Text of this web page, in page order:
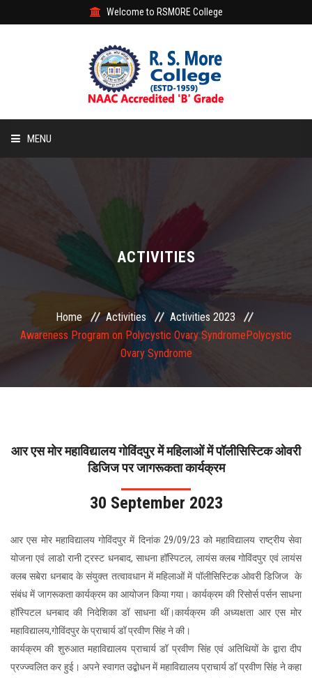
Welcome to RSMORE College
MENU
ACADEMIC
STUDENT
COMMITTEE
ACTIVITIES
CONTACT
ACTIVITIES
Home Activities
Activities 2023
Awareness Program on Polycystic Ovary SyndromePolycystic
Ovary Syndrome
आर एस मोर महाविद्यालय गोविंदपुर में महिलाओं में पॉलीसिस्टिक ओवरी
डिजिज पर जागरूकता कार्यक्रम
30 September 2023
आर एस मोर महाविद्यालय गोविंदपुर में दिनांक 29/09/23 को महाविद्यालय राष्ट्रीय सेवा
योजना एवं लाडो रानी ट्रस्ट धनबाद, साधना हॉस्पिटल, लायंस क्लब गोविंदपुर एवं लायंस
क्लब सबेरा धनबाद के संयुक्त तत्वावधान में महिलाओं में पॉलीसिस्टिक ओवरी डिजिज के
संबंध में जागरूकता कार्यक्रम का आयोजन किया गया। कार्यक्रम की रिसोर्स पर्सन साधना
हॉस्पिटल धनबाद की निदेशिका डॉ साधना थीं।कार्यक्रम की अध्यक्षता आर एस मोर
महाविद्यालय,गोविंदपुर के प्राचार्य डॉ प्रवीण सिंह ने की।
कार्यक्रम की शुरुआत महाविद्यालय प्राचार्य डॉ प्रवीण सिंह एवं अतिथियों के द्वारा दीप
प्रज्ज्वलित कर हुई। अपने स्वागत उद्बोधन में महाविद्यालय प्राचार्य डॉ प्रवीण सिंह ने कहा